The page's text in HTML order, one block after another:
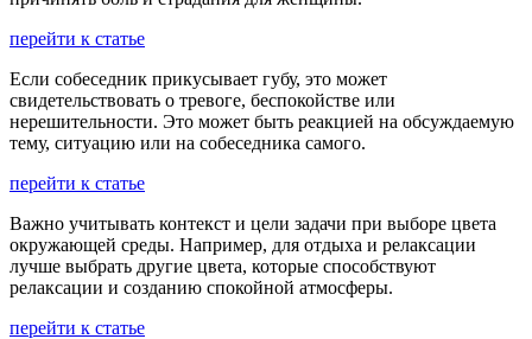
перейти к статье
Если собеседник прикусывает губу, это может
свидетельствовать о тревоге, беспокойстве или
нерешительности. Это может быть реакцией на обсуждаемую
тему, ситуацию или на собеседника самого.
перейти к статье
Важно учитывать контекст и цели задачи при выборе цвета
окружающей среды. Например, для отдыха и релаксации
лучше выбрать другие цвета, которые способствуют
релаксации и созданию спокойной атмосферы.
перейти к статье